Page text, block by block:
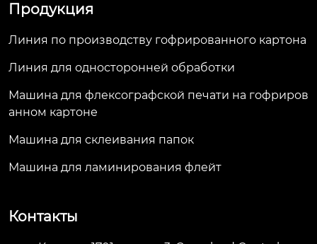
Продукция
Линия по производству гофрированного картона
Линия для односторонней обработки
Машина для флексографской печати на гофриров
анном картоне
Машина для склеивания папок
Машина для ламинирования флейт
Контакты